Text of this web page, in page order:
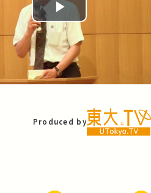
Play
Video
Produced by